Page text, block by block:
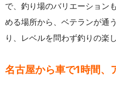
で、釣り場のバリエーション
める場所から、ベテランが通
り、レベルを問わず釣りの楽
名古屋から車で1時間、